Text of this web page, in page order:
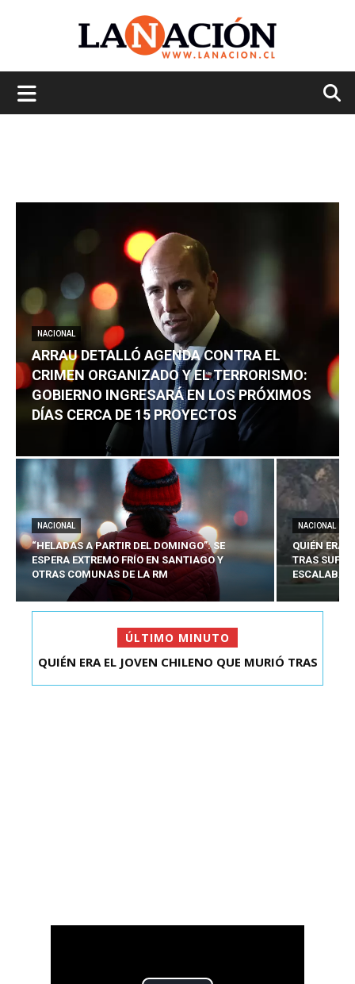
NACIONAL
ARRAU DETALLÓ AGENDA CONTRA EL
CRIMEN ORGANIZADO Y EL TERRORISMO:
GOBIERNO INGRESARÁ EN LOS PRÓXIMOS
DÍAS CERCA DE 15 PROYECTOS
NACIONAL
“HELADAS A PARTIR DEL DOMINGO”: SE
ESPERA EXTREMO FRÍO EN SANTIAGO Y
OTRAS COMUNAS DE LA RM
NACIONAL
QUIÉN ERA
TRAS
ESCALABA
ÚLTIMO MINUTO
ARRAU DETALLÓ AGENDA CONTRA EL CRIMEN